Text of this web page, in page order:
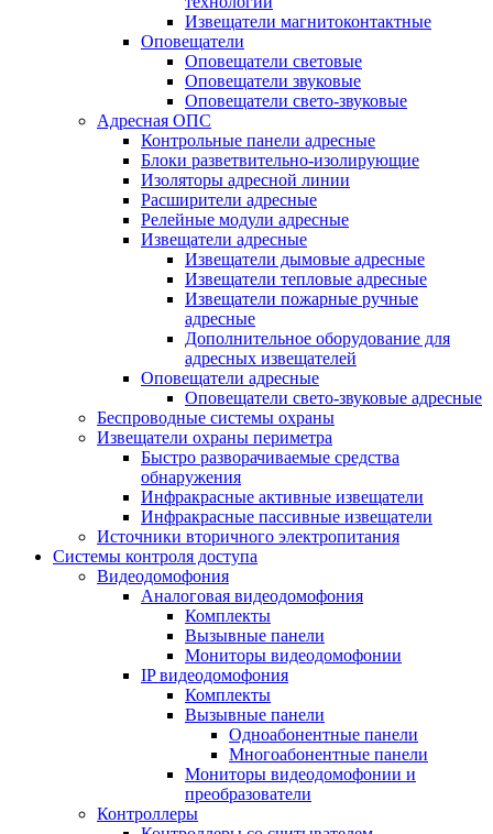
Извещатели магнитоконтактные
Оповещатели
Оповещатели световые
Оповещатели звуковые
Оповещатели свето-звуковые
Адресная ОПС
Контрольные панели адресные
Блоки разветвительно-изолирующие
Изоляторы адресной линии
Расширители адресные
Релейные модули адресные
Извещатели адресные
Извещатели дымовые адресные
Извещатели тепловые адресные
Извещатели пожарные ручные
адресные
Дополнительное оборудование для
адресных извещателей
Оповещатели адресные
Оповещатели свето-звуковые адресные
Беспроводные системы охраны
Извещатели охраны периметра
Быстро разворачиваемые средства
обнаружения
Инфракрасные активные извещатели
Инфракрасные пассивные извещатели
Источники вторичного электропитания
Системы контроля доступа
Видеодомофония
Аналоговая видеодомофония
Комплекты
Вызывные панели
Мониторы видеодомофонии
IP видеодомофония
Комплекты
Вызывные панели
Одноабонентные панели
Многоабонентные панели
Мониторы видеодомофонии и
преобразователи
Контроллеры